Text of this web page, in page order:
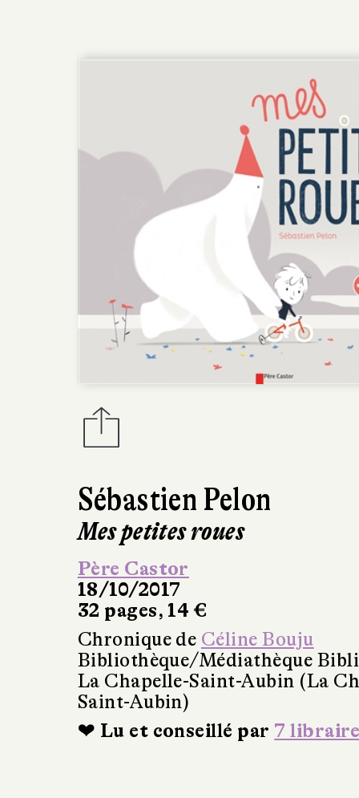
Sébastien Pelon
Mes petites roues
Père Castor
18/10/2017
32 pages, 14 €
Chronique de Céline Bouju
Bibliothèque/Médiathèque
La Chapelle-Saint-Aubin (La
Saint-Aubin)
❤ Lu et conseillé par 7